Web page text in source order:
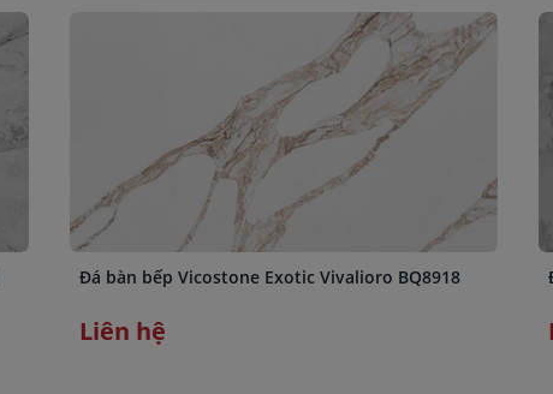
Đá bàn bếp Vicostone Exotic Vivalioro BQ8918
Liên hệ